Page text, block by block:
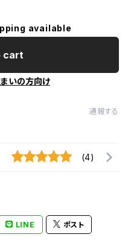
available
cart
いの方向け
通報する
(4)
LINE ポスト